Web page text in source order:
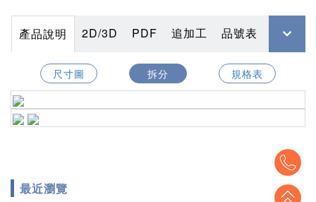
產品說明 2D/3D PDF 追加工 品號表
尺寸圖 拆分 規格表
最近瀏覽